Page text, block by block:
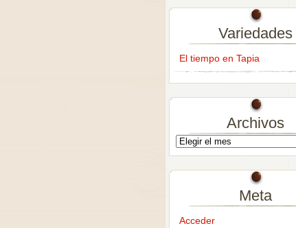
Variedades
El tiempo en Tapia
Archivos
Meta
Acceder